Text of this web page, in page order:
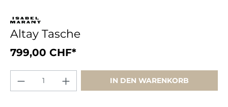
Altay Tasche
799,00 CHF*
IN DEN WARENKORB